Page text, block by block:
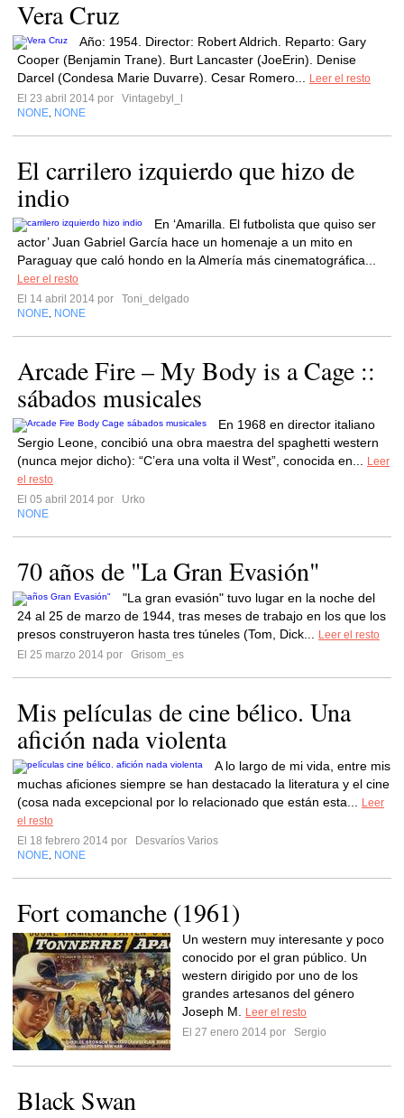
Vera Cruz
Año: 1954. Director: Robert Aldrich. Reparto: Gary
Cooper (Benjamin Trane). Burt Lancaster (JoeErin). Denise
Darcel (Condesa Marie Duvarre). Cesar Romero...
Leer el resto
El 23 abril 2014 por
Vintagebyl_l
NONE NONE
El carrilero izquierdo que hizo de
indio
En ‘Amarilla. El futbolista que quiso ser
actor’ Juan Gabriel García hace un homenaje a un mito en
Paraguay que caló hondo en la Almería más cinematográfica...
Leer el resto
El 14 abril 2014 por
Toni_delgado
NONE NONE
Arcade Fire – My Body is a Cage ::
sábados musicales
En 1968 en director italiano
Sergio Leone, concibió una obra maestra del spaghetti western
(nunca mejor dicho): “C’era una volta il West”, conocida en...
Leer
el resto
El 05 abril 2014 por
Urko
NONE
70 años de "La Gran Evasión"
"La gran evasión" tuvo lugar en la noche del
24 al 25 de marzo de 1944, tras meses de trabajo en los que los
presos construyeron hasta tres túneles (Tom, Dick...
Leer el resto
El 25 marzo 2014 por
Grisom_es
Mis películas de cine bélico. Una
afición nada violenta
A lo largo de mi vida, entre mis
muchas aficiones siempre se han destacado la literatura y el cine
(cosa nada excepcional por lo relacionado que están esta...
Leer
el resto
El 18 febrero 2014 por
Desvaríos Varios
NONE NONE
Fort comanche (1961)
Un western muy interesante y poco
conocido por el gran público. Un
western dirigido por uno de los
grandes artesanos del género
Joseph M.
Leer el resto
El 27 enero 2014 por
Sergio
Black Swan